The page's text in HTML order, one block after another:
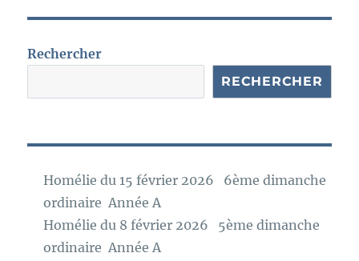
e
Rechercher
RECHERCHER
Homélie du 15 février 2026 6ème dimanche
ordinaire Année A
Homélie du 8 février 2026 5ème dimanche
ordinaire Année A